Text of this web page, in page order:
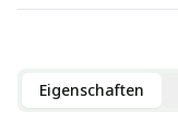
Eigenschaften